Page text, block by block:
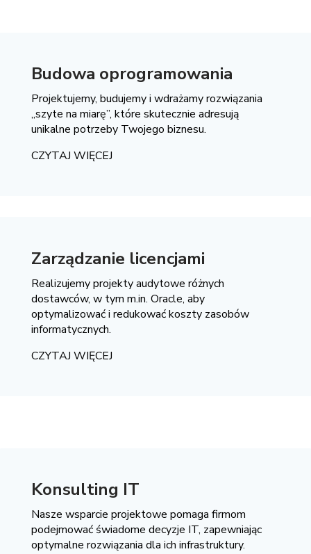
Budowa oprogramowania
Projektujemy, budujemy i wdrażamy rozwiązania
„szyte na miarę”, które skutecznie adresują
unikalne potrzeby Twojego biznesu.
CZYTAJ WIĘCEJ
Zarządzanie licencjami
Realizujemy projekty audytowe różnych
dostawców, w tym m.in. Oracle, aby
optymalizować i redukować koszty zasobów
informatycznych.
CZYTAJ WIĘCEJ
Konsulting IT
Nasze wsparcie projektowe pomaga firmom
podejmować świadome decyzje IT, zapewniając
optymalne rozwiązania dla ich infrastruktury.